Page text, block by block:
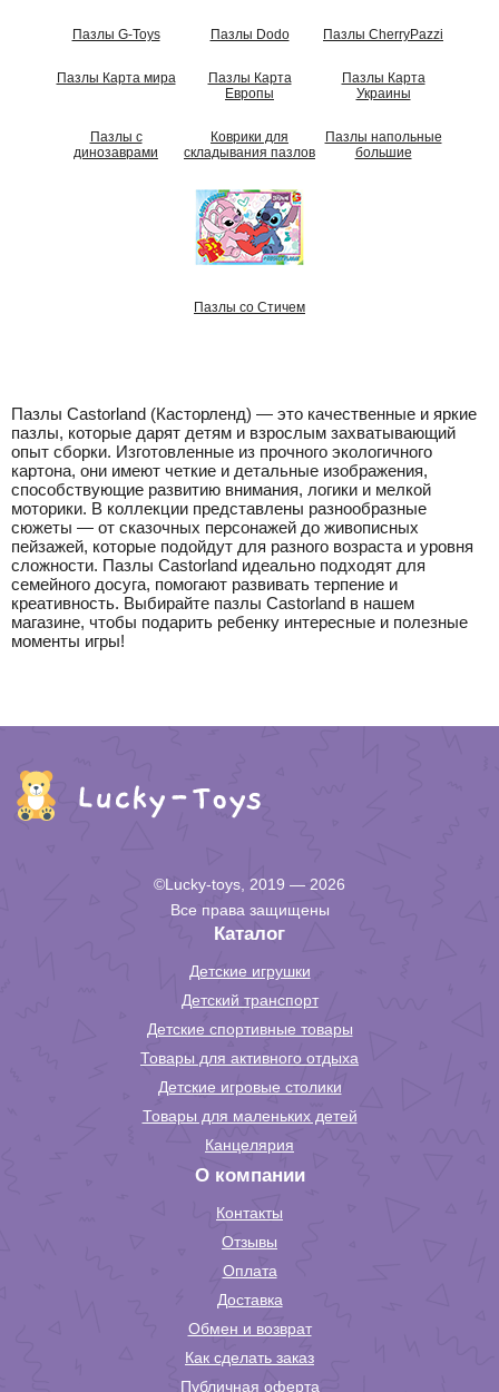
Пазлы G-Toys Пазлы Dodo Пазлы CherryPazzi
Пазлы Карта мира
Пазлы Карта
Европы
Пазлы Карта
Украины
Пазлы с
динозаврами
Коврики для
складывания пазлов
Пазлы напольные
большие
Пазлы со Стичем
Пазлы Castorland (Касторленд) — это качественные и яркие
пазлы, которые дарят детям и взрослым захватывающий
опыт сборки. Изготовленные из прочного экологичного
картона, они имеют четкие и детальные изображения,
способствующие развитию внимания, логики и мелкой
моторики. В коллекции представлены разнообразные
сюжеты — от сказочных персонажей до живописных
пейзажей, которые подойдут для разного возраста и уровня
сложности. Пазлы Castorland идеально подходят для
семейного досуга, помогают развивать терпение и
креативность. Выбирайте пазлы Castorland в нашем
магазине, чтобы подарить ребенку интересные и полезные
моменты игры!
©Lucky-toys, 2019 — 2026
Все права защищены
Каталог
Детские игрушки
Детский транспорт
Детские спортивные товары
Товары для активного отдыха
Детские игровые столики
Товары для маленьких детей
Канцелярия
О компании
Контакты
Отзывы
Оплата
Доставка
Обмен и возврат
Как сделать заказ
Публичная оферта